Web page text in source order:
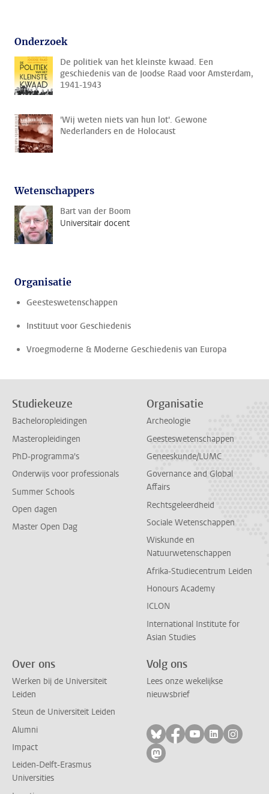
Onderzoek
De politiek van het kleinste kwaad. Een
geschiedenis van de Joodse Raad voor Amsterdam,
1941-1943
'Wij weten niets van hun lot'. Gewone
Nederlanders en de Holocaust
Wetenschappers
Bart van der Boom
Universitair docent
Organisatie
Geesteswetenschappen
Instituut voor Geschiedenis
Vroegmoderne & Moderne Geschiedenis van Europa
Studiekeuze
Bacheloropleidingen
Masteropleidingen
PhD-programma's
Onderwijs voor professionals
Summer Schools
Open dagen
Master Open Dag
Organisatie
Archeologie
Geesteswetenschappen
Geneeskunde/LUMC
Governance and Global
Affairs
Rechtsgeleerdheid
Sociale Wetenschappen
Wiskunde en
Natuurwetenschappen
Afrika-Studiecentrum Leiden
Honours Academy
ICLON
International Institute for
Asian Studies
Over ons
Werken bij de Universiteit
Leiden
Steun de Universiteit Leiden
Alumni
Impact
Leiden-Delft-Erasmus
Universities
Volg ons
Lees onze wekelijkse
nieuwsbrief
Volg ons op bluesky
Volg ons op
Volg ons op
Volg ons
Volg
Volg ons op mastodon